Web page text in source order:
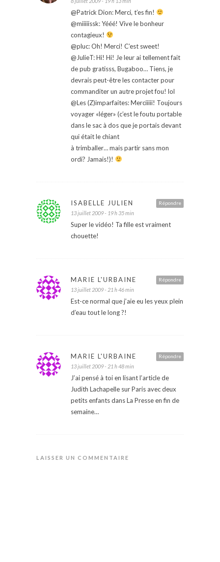
@Patrick Dion: Merci, t’es fin!
@miiiiissk: Yééé! Vive le bonheur
contagieux!
@pluc: Oh! Merci! C’est sweet!
@JulieT: Hi! Hi! Je leur ai tellement fait
de pub gratisss, Bugaboo… Tiens, je
devrais peut-être les contacter pour
commanditer un autre projet fou! lol
@Les (Z)imparfaites: Merciiiii! Toujours
voyager «léger» (c’est le foutu portable
dans le sac à dos que je portais devant
qui était le chiant
à trimballer… mais partir sans mon
ordi? Jamais!)!
Répondre
ISABELLE JULIEN
13 juillet 2009 - 19 h 35 min
Super le vidéo! Ta fille est vraiment
chouette!
Répondre
MARIE L'URBAINE
13 juillet 2009 - 21 h 46 min
Est-ce normal que j’aie eu les yeux plein
d’eau tout le long ?!
Répondre
MARIE L'URBAINE
13 juillet 2009 - 21 h 48 min
J’ai pensé à toi en lisant l’article de
Judith Lachapelle sur Paris avec deux
petits enfants dans La Presse en fin de
semaine…
LAISSER UN COMMENTAIRE